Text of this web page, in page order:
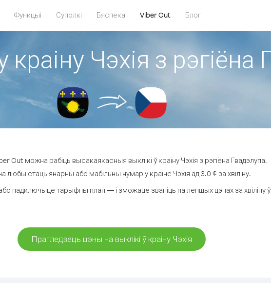
Функцыі Суполкі Бяспека Viber Out Блог
краіну Чэхія з рэгіёна
Out можна рабіць высакаякасныя выклікі ў краіну Чэхія з рэгіёна Гвадэлупа.
любы стацыянарны або мабільны нумар у краіне Чэхія ад 3.0 ¢ за хвіліну.
падключыце тарыфны план — і зможаце званіць па лепшых цэнах за хвіліну ў
Прагледзець цэны на выклікі ў краіну Чэхія